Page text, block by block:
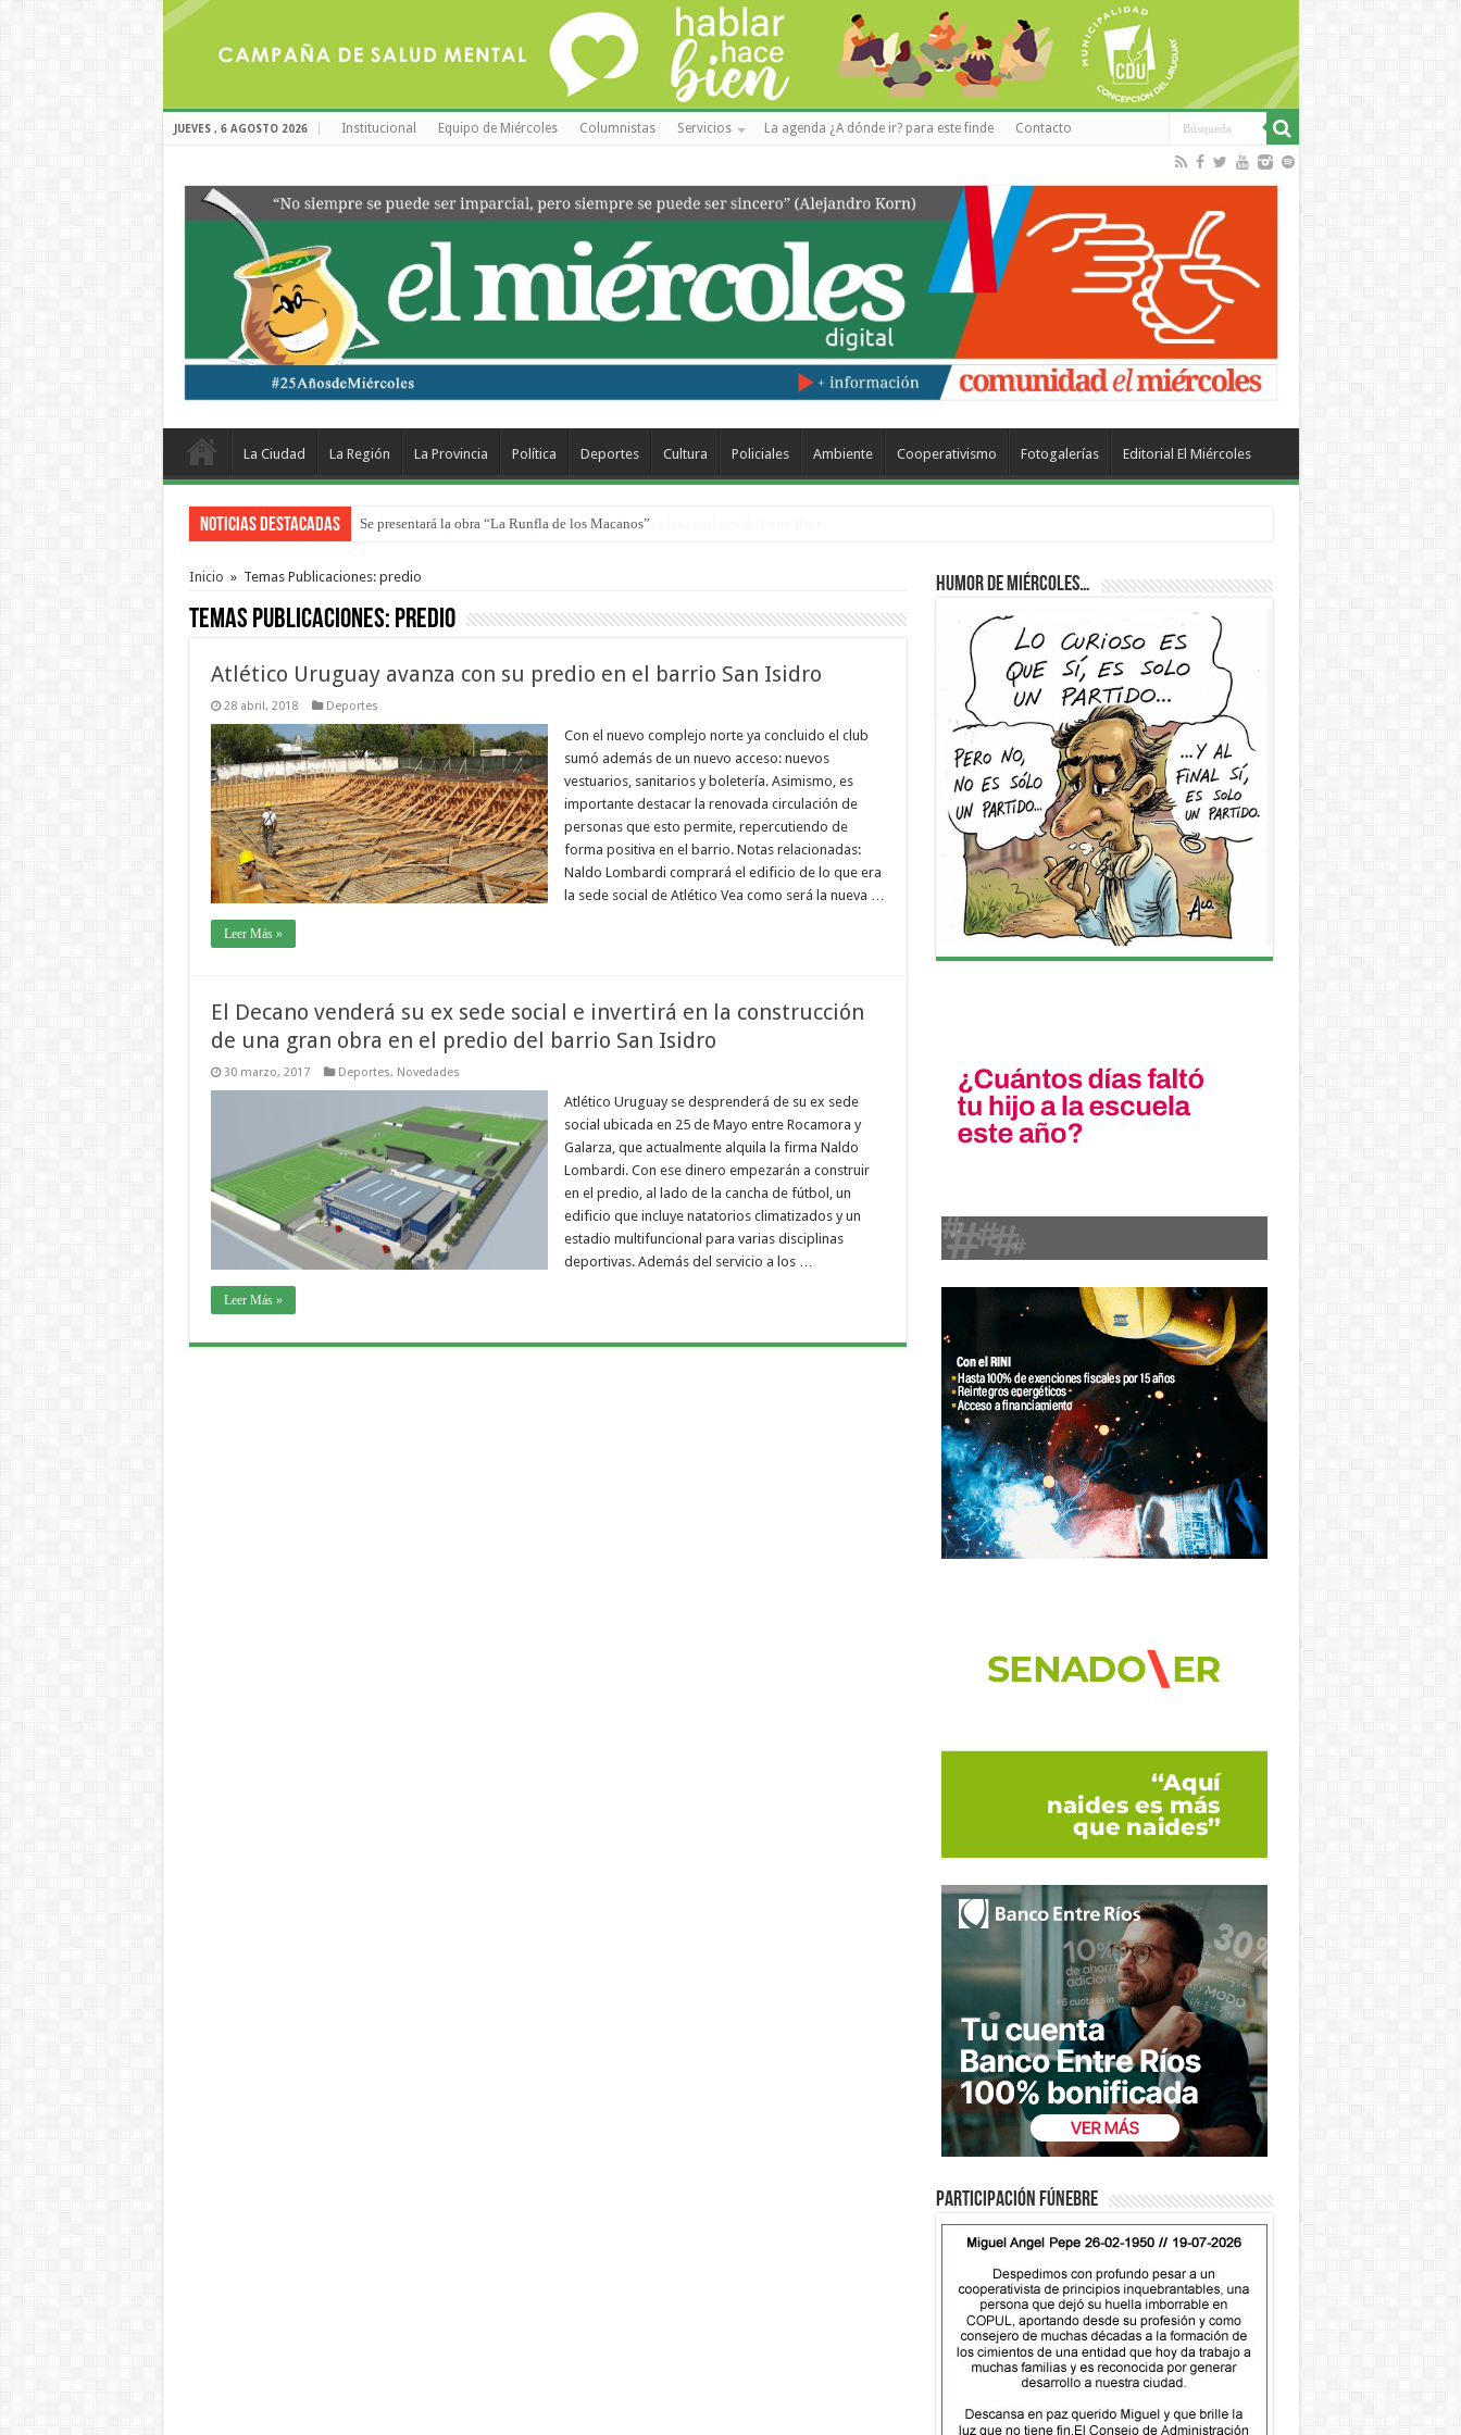
JUEVES , 6 AGOSTO 2026 Institucional Equipo de Miércoles Columnistas Servicios La agenda ¿A dónde ir? para este finde Contacto
La Ciudad La Región La Provincia Política Deportes Cultura Policiales Ambiente Cooperativismo Fotogalerías Editorial El Miércoles
Noticias Destacadas Se presentará la obra “La Runfla de los Macanos”
Inicio » Temas Publicaciones: predio
Temas Publicaciones: predio
Atlético Uruguay avanza con su predio en el barrio San Isidro
28 abril, 2018 Deportes
Con el nuevo complejo norte ya concluido el club
sumó además de un nuevo acceso: nuevos
vestuarios, sanitarios y boletería. Asimismo, es
importante destacar la renovada circulación de
personas que esto permite, repercutiendo de
forma positiva en el barrio. Notas relacionadas:
Naldo Lombardi comprará el edificio de lo que era
la sede social de Atlético Vea como será la nueva …
Leer Más »
El Decano venderá su ex sede social e invertirá en la construcción
de una gran obra en el predio del barrio San Isidro
30 marzo, 2017 Deportes, Novedades
Atlético Uruguay se desprenderá de su ex sede
social ubicada en 25 de Mayo entre Rocamora y
Galarza, que actualmente alquila la firma Naldo
Lombardi. Con ese dinero empezarán a construir
en el predio, al lado de la cancha de fútbol, un
edificio que incluye natatorios climatizados y un
estadio multifuncional para varias disciplinas
deportivas. Además del servicio a los …
Leer Más »
Humor de Miércoles…
Participación fúnebre